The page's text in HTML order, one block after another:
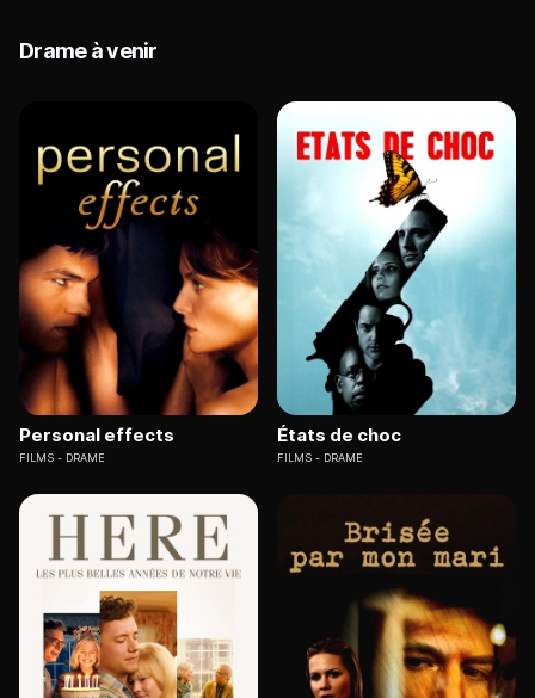
Drame à venir
Personal effects
FILMS DRAME
États de choc
FILMS DRAME